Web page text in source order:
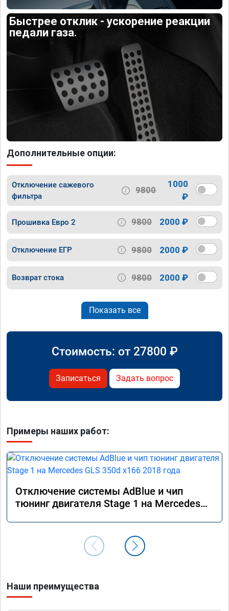
Быстрее отклик - ускорение реакции
педали газа.
Дополнительные опции:
Отключение сажевого
фильтра
9800
1000
₽
Прошивка Евро 2 9800 2000 ₽
Отключение ЕГР 9800 2000 ₽
Возврат стока 9800 2000 ₽
Показать все
Стоимость: от 27800 ₽
Записаться Задать вопрос
Примеры наших работ:
Отключение системы AdBlue и чип
тюнинг двигателя Stage 1 на Mercedes
Наши преимущества